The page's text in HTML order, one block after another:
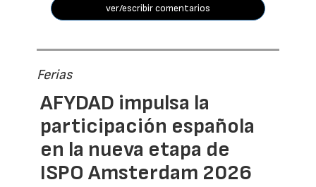
ver/escribir comentarios
Ferias
AFYDAD impulsa la
participación española
en la nueva etapa de
ISPO Amsterdam 2026